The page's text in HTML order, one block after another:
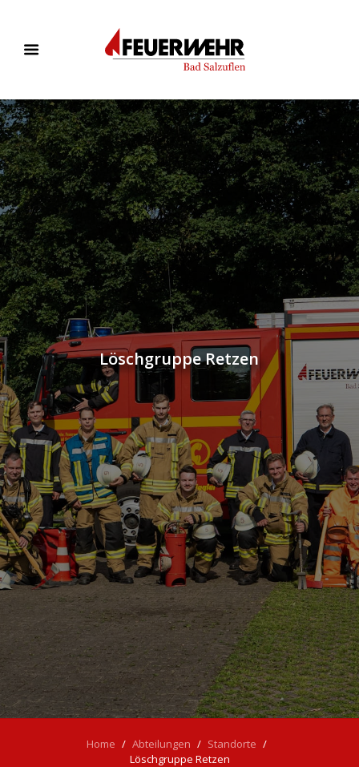
Löschgruppe Retzen
Home Abteilungen
Standorte
Löschgruppe Retzen